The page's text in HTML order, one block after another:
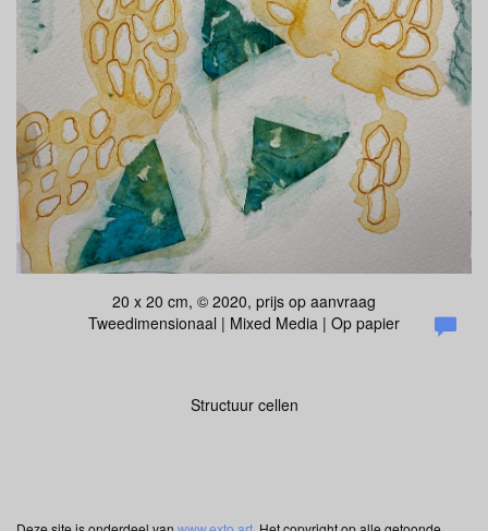
20 x 20 cm, © 2020, prijs op aanvraag
Tweedimensionaal | Mixed Media | Op papier
Structuur cellen